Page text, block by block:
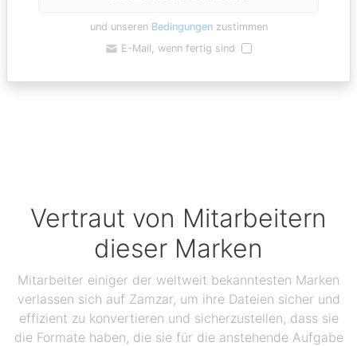
und unseren Bedingungenzustimmen
E-Mail, wenn fertig sind
Vertraut von Mitarbeitern
dieser Marken
Mitarbeiter einiger der weltweit bekanntesten Marken
verlassen sich auf Zamzar, um ihre Dateien sicher und
effizient zu konvertieren und sicherzustellen, dass sie
die Formate haben, die sie für die anstehende Aufgabe